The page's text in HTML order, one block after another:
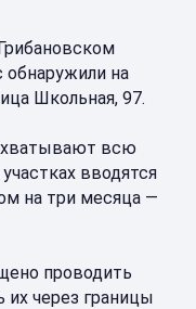
обнаружили на
Школьная, 97.
всю
вводятся
на три месяца —
проводить
через границы